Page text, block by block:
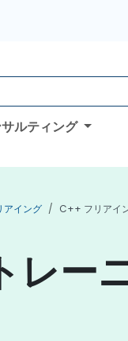
ルティング
アイング C++ フリアイ
レー